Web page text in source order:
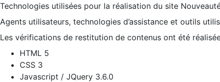
Technologies utilisées pour la réalisation du site
Agents utilisateurs, technologies d’assistance et outils
Les vérifications de restitution de contenus ont été
HTML 5
CSS 3
Javascript / JQuery 3.6.0